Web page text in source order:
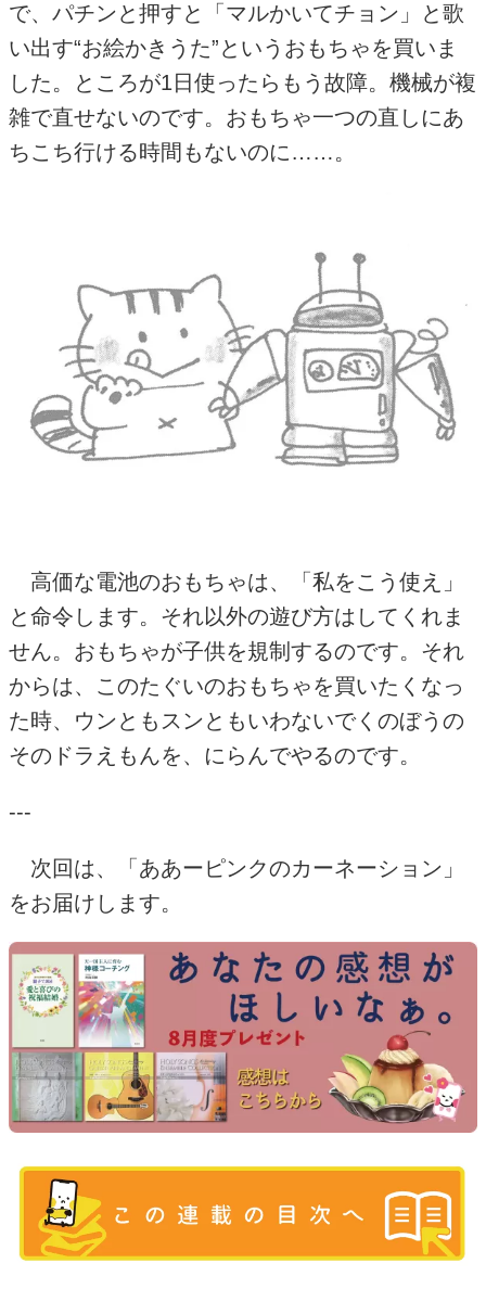
で、パチンと押すと「マルかいてチョン」と歌
い出す“お絵かきうた”というおもちゃを買いま
した。ところが1 日使ったらもう故障。機械が複
雑で直せないのです。おもちゃ一つの直しにあ
ちこち行ける時間もないのに……。
高価な電池のおもちゃは、「私をこう使え」
と命令します。それ以外の遊び方はしてくれま
せん。おもちゃが子供を規制するのです。それ
からは、このたぐいのおもちゃを買いたくなっ
た時、ウンともスンともいわないでくのぼうの
そのドラえもんを、にらんでやるのです。
---
次回は、「ああーピンクのカーネーション」
をお届けします。